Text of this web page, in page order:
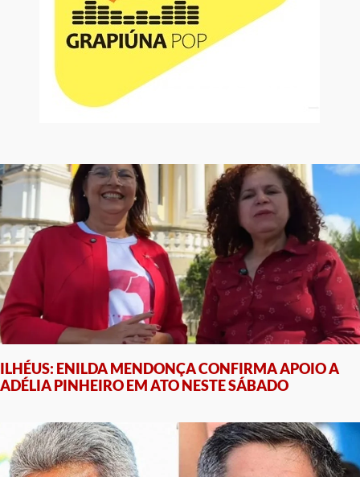
ILHÉUS: ENILDA MENDONÇA CONFIRMA APOIO A
ADÉLIA PINHEIRO EM ATO NESTE SÁBADO